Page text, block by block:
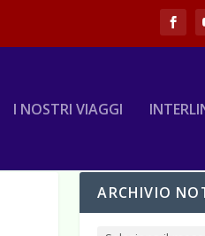
I NOSTRI VIAGGI
ARCHIVIO